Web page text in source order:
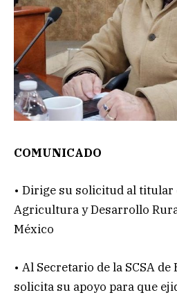
COMUNICADO
• Dirige su solicitud al titular
Agricultura y Desarrollo
México
• Al Secretario de la SCSA
solicita su apoyo para que